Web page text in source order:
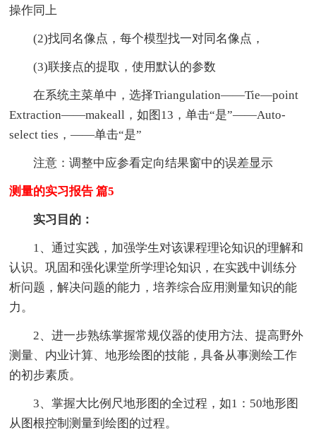
操作同上
(2)找同名像点，每个模型找一对同名像点，
(3)联接点的提取，使用默认的参数
在系统主菜单中，选择Triangulation——Tie—point
Extraction——makeall，如图13，单击“是”——Auto-
select ties，——单击“是”
注意：调整中应参看定向结果窗中的误差显示
测量的实习报告 篇5
实习目的：
1、通过实践，加强学生对该课程理论知识的理解和
认识。巩固和强化课堂所学理论知识，在实践中训练分
析问题，解决问题的能力，培养综合应用测量知识的能
力。
2、进一步熟练掌握常规仪器的使用方法、提高野外
测量、内业计算、地形绘图的技能，具备从事测绘工作
的初步素质。
3、掌握大比例尺地形图的全过程，如1：50地形图
从图根控制测量到绘图的过程。